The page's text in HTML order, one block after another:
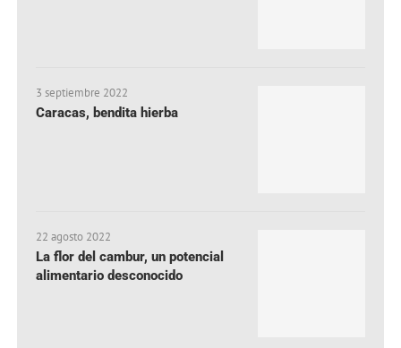
3 septiembre 2022
Caracas, bendita hierba
22 agosto 2022
La flor del cambur, un potencial
alimentario desconocido